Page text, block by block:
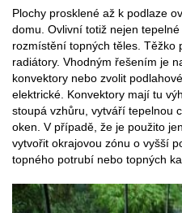
Plochy prosklené až k podlaze
domu. Ovlivní totiž nejen
rozmístění topných těles. Těžko
radiátory. Vhodným řešením je
konvektory nebo zvolit
elektrické. Konvektory mají tu
stoupá vzhůru, vytváří tepelnou
oken. V případě, že je použito
vytvořit okrajovou zónu o vyšší
topného potrubí nebo topných